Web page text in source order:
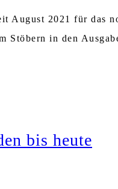
August 2021 für das
Stöbern in den
bis heute